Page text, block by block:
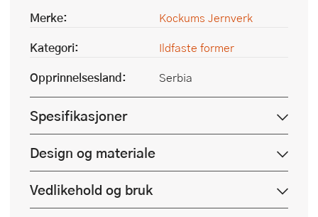
Merke:
Kockums Jernverk
Kategori:
Ildfaste former
Opprinnelsesland:
Serbia
Spesifikasjoner
Design og materiale
Vedlikehold og bruk